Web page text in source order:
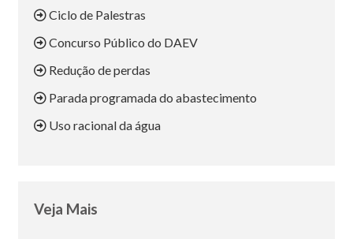
Ciclo de Palestras
Concurso Público do DAEV
Redução de perdas
Parada programada do abastecimento
Uso racional da água
Veja Mais